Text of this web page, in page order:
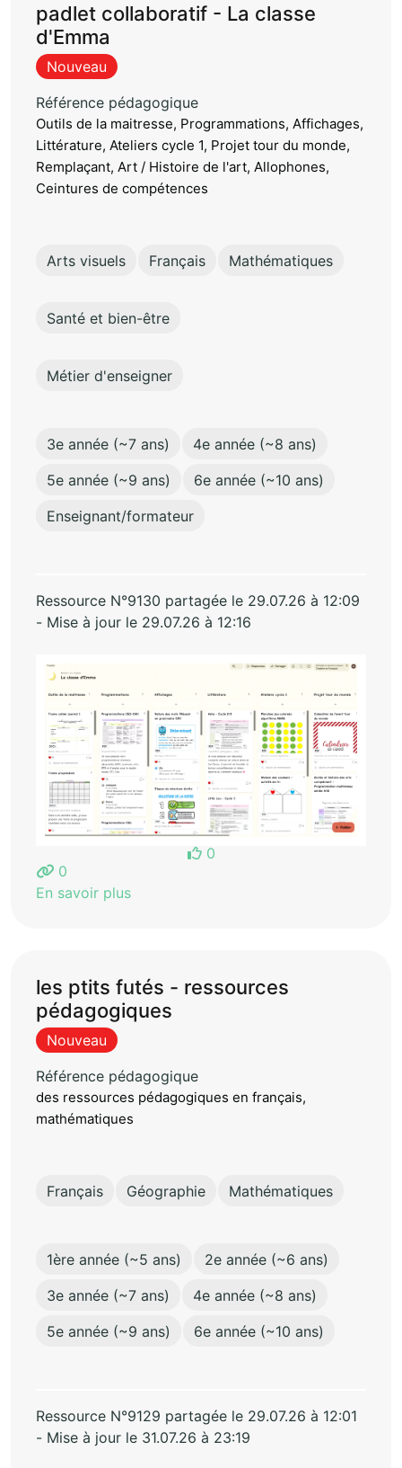
padlet collaboratif - La classe
d'Emma
Nouveau
Référence pédagogique
Outils de la maitresse, Programmations, Affichages,
Littérature, Ateliers cycle 1, Projet tour du monde,
Remplaçant, Art / Histoire de l'art, Allophones,
Ceintures de compétences
Arts visuels Français Mathématiques
Santé et bien-être
Métier d'enseigner
3e année (~7 ans)
4e année (~8 ans)
5e année (~9 ans)
6e année (~10 ans)
Enseignant/formateur
Ressource N°9130 partagée le 29.07.26 à 12:09
- Mise à jour le 29.07.26 à 12:16
0
0
En savoir plus
les ptits futés - ressources
pédagogiques
Nouveau
Référence pédagogique
des ressources pédagogiques en français,
mathématiques
Français Géographie Mathématiques
1ère année (~5 ans)
2e année (~6 ans)
3e année (~7 ans)
4e année (~8 ans)
5e année (~9 ans)
6e année (~10 ans)
Ressource N°9129 partagée le 29.07.26 à 12:01
- Mise à jour le 31.07.26 à 23:19